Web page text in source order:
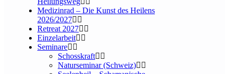
Medizinrad – Die Kunst des Heilens
2026/2027
Retreat 2027
Einzelarbeit
Seminare
Schosskraft
Naturseminar (Schweiz)